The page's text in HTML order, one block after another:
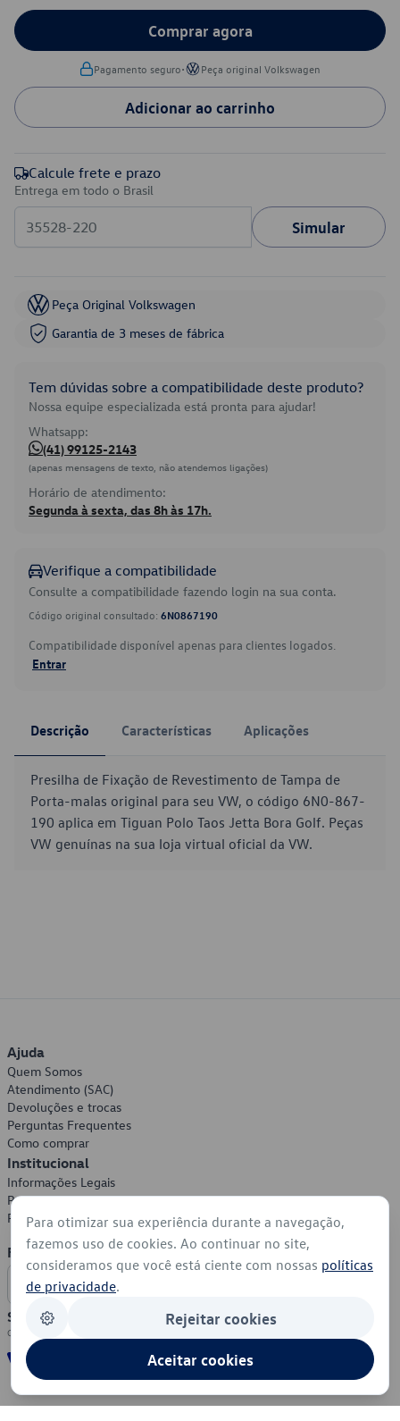
Comprar agora
Pagamento seguro• Peça original Volkswagen
Adicionar ao carrinho
Calcule frete e prazo
Entrega em todo o Brasil
Simular
Peça Original Volkswagen
Garantia de 3 meses de fábrica
Tem dúvidas sobre a compatibilidade deste produto?
Nossa equipe especializada está pronta para ajudar!
Whatsapp:
(41) 99125-2143
(apenas mensagens de texto, não atendemos ligações)
Horário de atendimento:
Segunda à sexta, das 8h às 17h.
Verifique a compatibilidade
Consulte a compatibilidade fazendo login na sua conta.
Código original consultado: 6N0867190
Compatibilidade disponível apenas para clientes logados.
Entrar
Descrição Características Aplicações
Presilha de Fixação de Revestimento de Tampa de
Porta-malas original para seu VW, o código 6N0-867-
190 aplica em Tiguan Polo Taos Jetta Bora Golf. Peças
VW genuínas na sua loja virtual oficial da VW.
Ajuda
Quem Somos
Atendimento (SAC)
Devoluções e trocas
Perguntas Frequentes
Como comprar
Institucional
Informações Legais
Política de Privacidade
Política de Cookies
Formas de Pagamento
Segurança
Para otimizar sua experiência durante a navegação,
fazemos uso de cookies. Ao continuar no site,
consideramos que você está ciente com nossas políticas
de privacidade.
Rejeitar cookies
Aceitar cookies